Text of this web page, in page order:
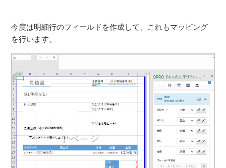
今度は明細行のフィールドを作成して、これもマッピング
を行います。